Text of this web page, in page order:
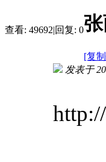
查看: 49692|回复: 0
[复
发表于